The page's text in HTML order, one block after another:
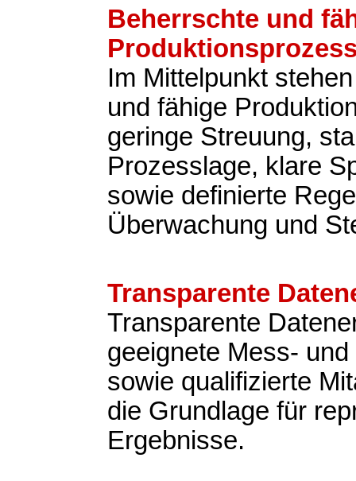
Beherrschte und
Im Mittelpunkt
und fähige
geringe Streuung,
Prozesslage, klare
sowie definierte
Überwachung und
Transparente
Transparente
geeignete Mess-
sowie qualifizierte
die Grundlage für
Ergebnisse.